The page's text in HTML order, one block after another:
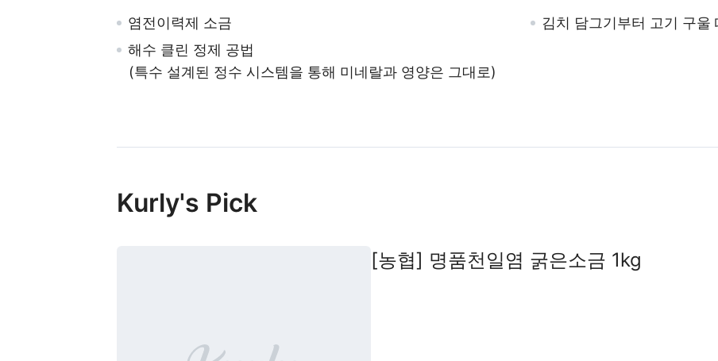
염전이력제 소금
해수 클린 정제 공법
(특수 설계된 정수 시스템을 통해 미네랄과 영양은 그대로)
김치 담그기부터 고기 구울
Kurly's Pick
[농협] 명품천일염 굵은소금 1kg